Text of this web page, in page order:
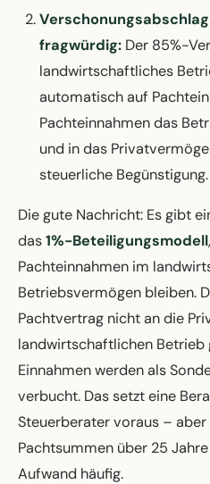
Verschonungsabschlag
fragwürdig: Der 85%-
landwirtschaftliches
automatisch auf
Pachteinnahmen das
und in das
steuerliche Begünstigung.
Die gute Nachricht: Es gibt
das1%-Beteiligungsmodell
Pachteinnahmen im
Betriebsvermögen bleiben.
Pachtvertrag nicht an die
landwirtschaftlichen Betrieb
Einnahmen werden als
verbucht. Das setzt eine
Steuerberater voraus –
Pachtsummen über 25
Aufwand häufig.